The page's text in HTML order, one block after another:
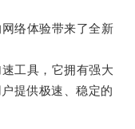
络体验带来了全新
工具，它拥有强大
提供极速、稳定的